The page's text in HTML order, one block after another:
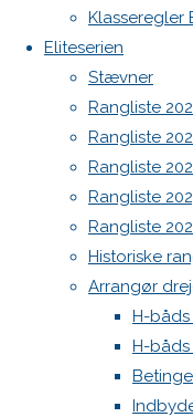
Klasseregler
Eliteserien
Stævner
Rangliste
Rangliste
Rangliste
Rangliste
Rangliste
Historiske
Arrangør
H-
H-
Previous
image
Next
image
Skriv
et
svar